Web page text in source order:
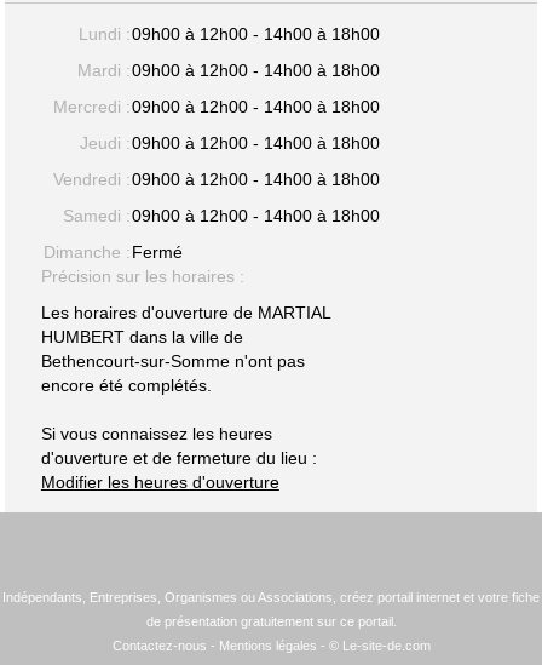
Lundi :09h00 à 12h00 - 14h00 à 18h00
Mardi :09h00 à 12h00 - 14h00 à 18h00
Mercredi :09h00 à 12h00 - 14h00 à 18h00
Jeudi :09h00 à 12h00 - 14h00 à 18h00
Vendredi :09h00 à 12h00 - 14h00 à 18h00
Samedi :09h00 à 12h00 - 14h00 à 18h00
Dimanche :Fermé
Précision sur les horaires :
Les horaires d'ouverture de MARTIAL
HUMBERT dans la ville de
Bethencourt-sur-Somme n'ont pas
encore été complétés.
Si vous connaissez les heures
d'ouverture et de fermeture du lieu :
Modifier les heures d'ouverture
Indépendants, Entreprises, Organismes ou Associations, créez portail internet et votre fiche
de présentation gratuitement sur ce portail.
Contactez-nous - Mentions légales - © Le-site-de.com